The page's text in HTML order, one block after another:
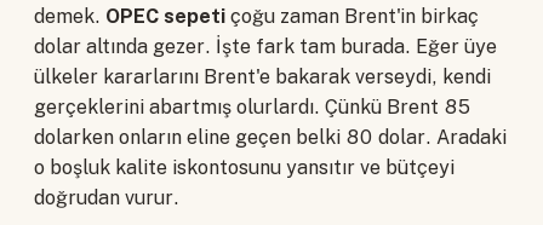
demek. OPEC sepeti çoğu zaman Brent'in birkaç
dolar altında gezer. İşte fark tam burada. Eğer üye
ülkeler kararlarını Brent'e bakarak verseydi, kendi
gerçeklerini abartmış olurlardı. Çünkü Brent 85
dolarken onların eline geçen belki 80 dolar. Aradaki
o boşluk kalite iskontosunu yansıtır ve bütçeyi
doğrudan vurur.